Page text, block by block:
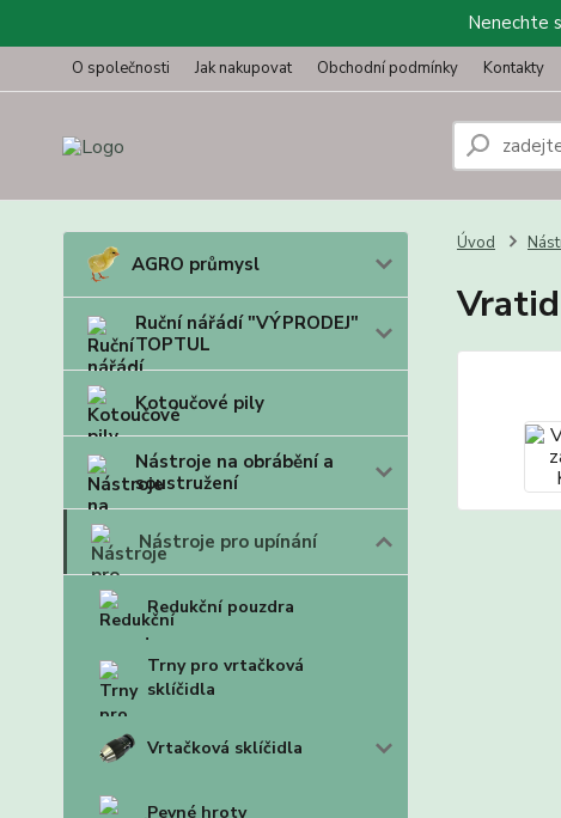
Nenechte
O společnosti Jak nakupovat Obchodní podmínky Kontakty
AGRO průmysl
Ruční nářádí "VÝPRODEJ"
TOPTUL
Kotoučové pily
Nástroje na obrábění a
soustružení
Nástroje pro upínání
Redukční pouzdra
Trny pro vrtačková
sklíčidla
Vrtačková sklíčidla
Pevné hroty
Úvod